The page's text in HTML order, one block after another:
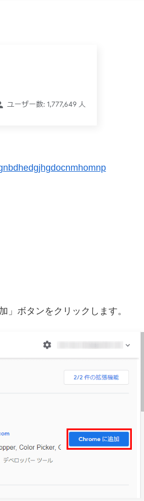
」ボタンをクリックします。